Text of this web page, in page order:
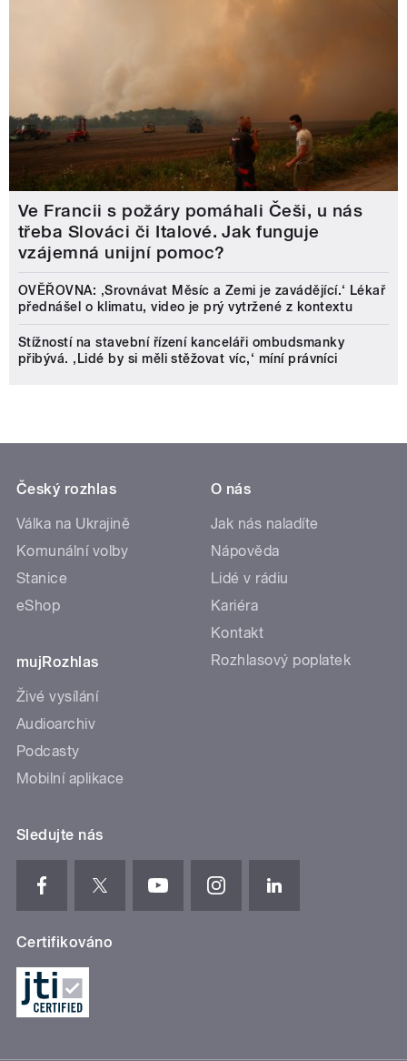
Ve Francii s požáry pomáhali Češi, u nás
třeba Slováci či Italové. Jak funguje
vzájemná unijní pomoc?
OVĚŘOVNA: ‚Srovnávat Měsíc a Zemi je zavádějící.‘ Lékař
přednášel o klimatu, video je prý vytržené z kontextu
Stížností na stavební řízení kanceláři ombudsmanky
přibývá. ‚Lidé by si měli stěžovat víc,‘ míní právníci
Český rozhlas
Válka na Ukrajině
Komunální volby
Stanice
eShop
mujRozhlas
Živé vysílání
Audioarchiv
Podcasty
Mobilní aplikace
O nás
Jak nás naladíte
Nápověda
Lidé v rádiu
Kariéra
Kontakt
Rozhlasový poplatek
Sledujte nás
Certifikováno